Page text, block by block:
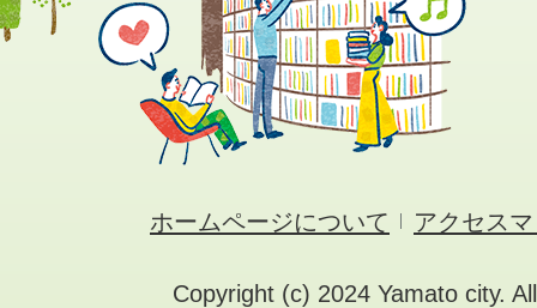
ホームページについて アクセス
Copyright (c) 2024 Yamato city.